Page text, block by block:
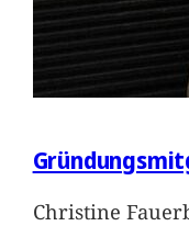
Christine